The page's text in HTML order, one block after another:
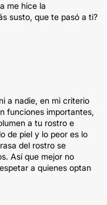
me hice la
susto, que te pasó a ti?
a nadie, en mi criterio
funciones importantes,
a tu rostro e
de piel y lo peor es lo
del rostro se
Así que mejor no
a quienes optan